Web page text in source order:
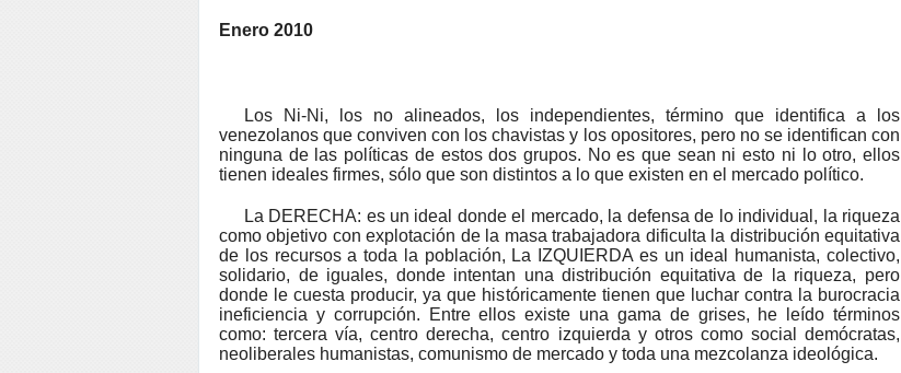
Enero 2010
Los Ni-Ni, los no alineados, los independientes, término que identifica a los
venezolanos que conviven con los chavistas y los opositores, pero no se identifican con
ninguna de las políticas de estos dos grupos. No es que sean ni esto ni lo otro, ellos
tienen ideales firmes, sólo que son distintos a lo que existen en el mercado político.
La DERECHA: es un ideal donde el mercado, la defensa de lo individual, la riqueza
como objetivo con explotación de la masa trabajadora dificulta la distribución equitativa
de los recursos a toda la población, La IZQUIERDA es un ideal humanista, colectivo,
solidario, de iguales, donde intentan una distribución equitativa de la riqueza, pero
donde le cuesta producir, ya que históricamente tienen que luchar contra la burocracia
ineficiencia y corrupción. Entre ellos existe una gama de grises, he leído términos
como: tercera vía, centro derecha, centro izquierda y otros como social demócratas,
neoliberales humanistas, comunismo de mercado y toda una mezcolanza ideológica.